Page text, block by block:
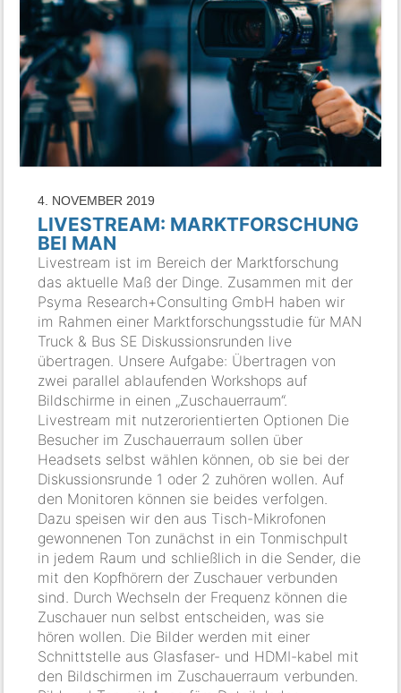
4. NOVEMBER 2019
LIVESTREAM: MARKTFORSCHUNG
BEI MAN
Livestream ist im Bereich der Marktforschung
das aktuelle Maß der Dinge. Zusammen mit der
Psyma Research+Consulting GmbH haben wir
im Rahmen einer Marktforschungsstudie für MAN
Truck & Bus SE Diskussionsrunden live
übertragen. Unsere Aufgabe: Übertragen von
zwei parallel ablaufenden Workshops auf
Bildschirme in einen „Zuschauerraum“.
Livestream mit nutzerorientierten Optionen Die
Besucher im Zuschauerraum sollen über
Headsets selbst wählen können, ob sie bei der
Diskussionsrunde 1 oder 2 zuhören wollen. Auf
den Monitoren können sie beides verfolgen.
Dazu speisen wir den aus Tisch-Mikrofonen
gewonnenen Ton zunächst in ein Tonmischpult
in jedem Raum und schließlich in die Sender, die
mit den Kopfhörern der Zuschauer verbunden
sind. Durch Wechseln der Frequenz können die
Zuschauer nun selbst entscheiden, was sie
hören wollen. Die Bilder werden mit einer
Schnittstelle aus Glasfaser- und HDMI-kabel mit
den Bildschirmen im Zuschauerraum verbunden.